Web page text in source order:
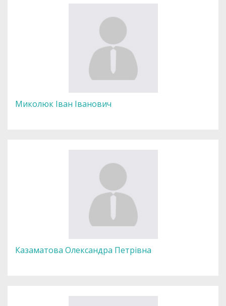
Миколюк Іван Іванович
Казаматова Олександра Петрівна